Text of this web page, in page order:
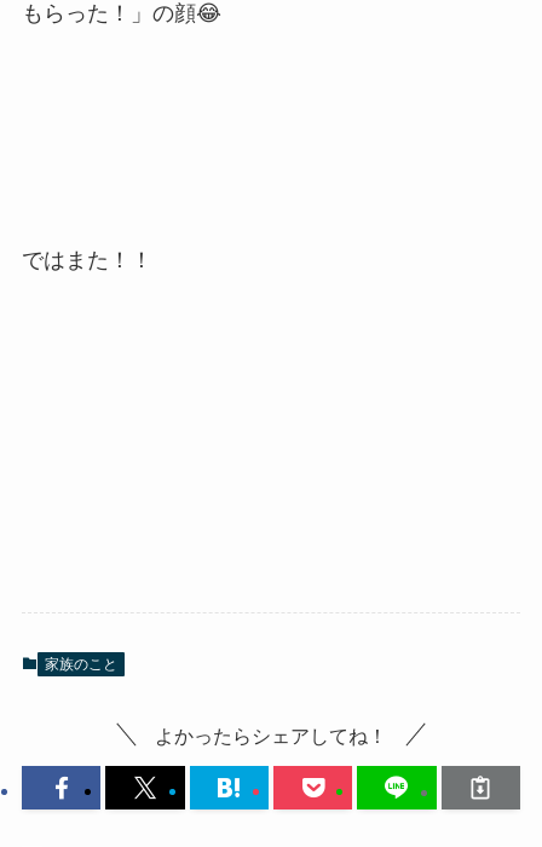
もらった！」の顔😂
ではまた！！
家族のこと
よかったらシェアしてね！